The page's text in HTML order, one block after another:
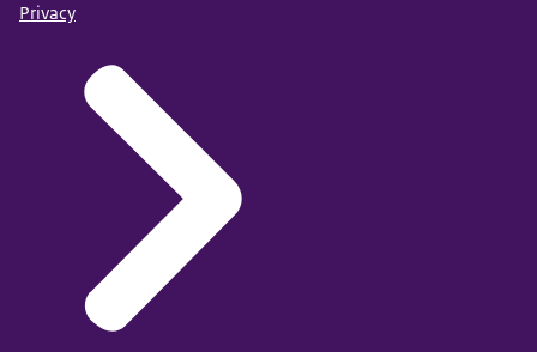
Privacy